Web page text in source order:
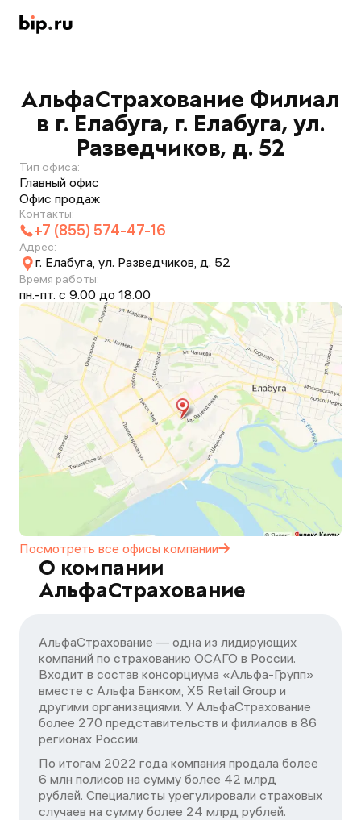
АльфаСтрахование Филиал
в г. Елабуга, г. Елабуга, ул.
Разведчиков, д. 52
Тип офиса:
Главный офис
Офис продаж
Контакты:
+7 (855) 574-47-16
Адрес:
г. Елабуга, ул. Разведчиков, д. 52
Время работы:
пн.-пт. с 9.00 до 18.00
Посмотреть все офисы компании
О компании
АльфаСтрахование
АльфаСтрахование — одна из лидирующих
компаний по страхованию ОСАГО в России.
Входит в состав консорциума «Альфа-Групп»
вместе с Альфа Банком, X5 Retail Group и
другими организациями. У АльфаСтрахование
более 270 представительств и филиалов в 86
регионах России.
По итогам 2022 года компания продала более
6 млн полисов на сумму более 42 млрд
рублей. Специалисты урегулировали страховых
случаев на сумму более 24 млрд рублей.